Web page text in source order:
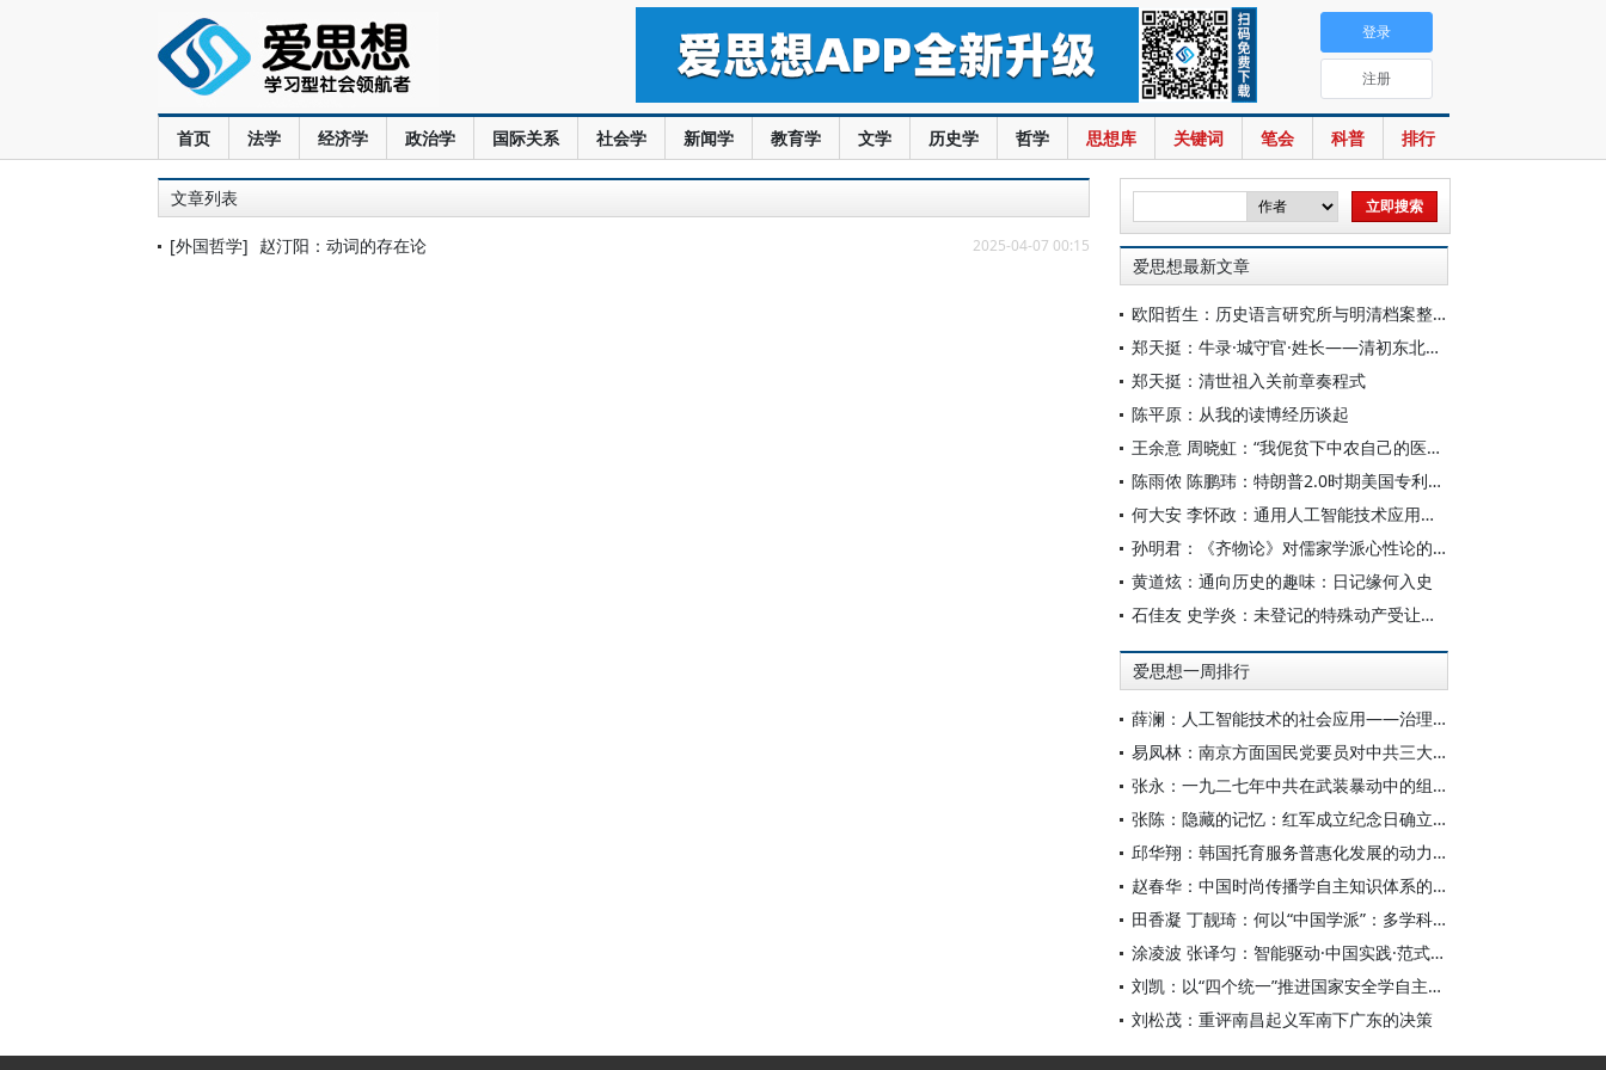
首页 法学 经济学 政治学 国际关系 社会学 新闻学 教育学 文学 历史学 哲学 思想库 关键词 笔会 科普 排行
登录
注册
文章列表
[外国哲学] 赵汀阳：动词的存在论 2025-04-07 00:15
爱思想最新文章
欧阳哲生：历史语言研究所与明清档案整理工作（1928-1949年）
郑天挺：牛录·城守官·姓长——清初东北的地方行政机构
郑天挺：清世祖入关前章奏程式
陈平原：从我的读博经历谈起
王余意 周晓虹：“我伲贫下中农自己的医生”——赤脚医生的视觉表征与形象建构（1965—1978）
陈雨侬 陈鹏玮：特朗普2.0时期美国专利制度的“武器化”演进与中国应对
何大安 李怀政：通用人工智能技术应用下的数字调节机制
孙明君：《齐物论》对儒家学派心性论的回应
黄道炫：通向历史的趣味：日记缘何入史
石佳友 史学炎：未登记的特殊动产受让人排除强制执行问题研究
爱思想一周排行
薛澜：人工智能技术的社会应用——治理挑战
易凤林：南京方面国民党要员对中共三大起义的反应
张永：一九二七年中共在武装暴动中的组织转型
张陈：隐藏的记忆：红军成立纪念日确立前中共对南昌起义的纪念
邱华翔：韩国托育服务普惠化发展的动力机制、制度路径与政策效应
赵春华：中国时尚传播学自主知识体系的内在逻辑与实践路径
田香凝 丁靓琦：何以“中国学派”：多学科视野下中国特色新闻传播学建设的研究
涂凌波 张译匀：智能驱动·中国实践·范式创新：“构建中国新闻传播学自主知识体系”专题研讨会综述
刘凯：以“四个统一”推进国家安全学自主知识体系构建
刘松茂：重评南昌起义军南下广东的决策